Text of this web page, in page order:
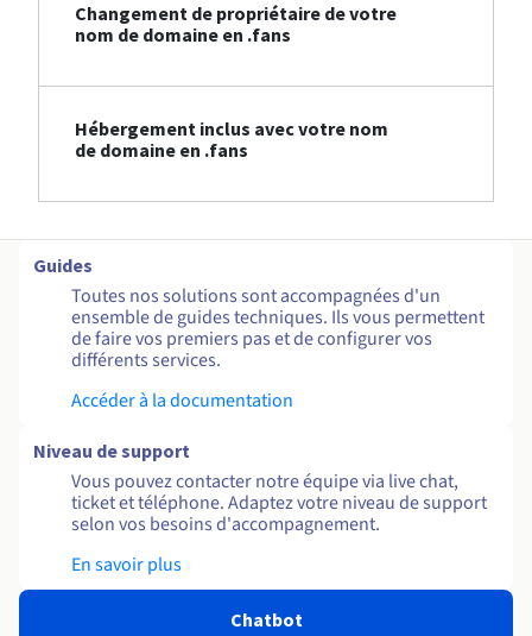
Changement de propriétaire de votre
nom de domaine en .fans
Hébergement inclus avec votre nom
de domaine en .fans
Guides
Toutes nos solutions sont accompagnées d'un
ensemble de guides techniques. Ils vous permettent
de faire vos premiers pas et de configurer vos
différents services.
Accéder à la documentation
Niveau de support
Vous pouvez contacter notre équipe via live chat,
ticket et téléphone. Adaptez votre niveau de support
selon vos besoins d'accompagnement.
En savoir plus
Chatbot